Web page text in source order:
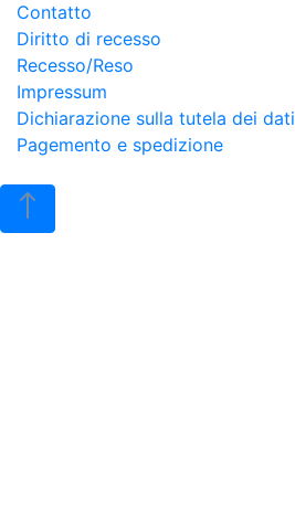
Contatto
Diritto di recesso
Recesso/Reso
Impressum
Dichiarazione sulla tutela dei dati
Pagemento e spedizione